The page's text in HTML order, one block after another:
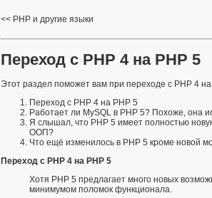
PHP и другие языки
Переход с PHP 4 на PHP 5
Этот раздел поможет вам при переходе с PHP 4
Переход с PHP 4 на PHP 5
Работает ли MySQL в PHP 5? Похоже, она
Я слышал, что PHP 5 имеет полностью
ООП?
Что ещё изменилось в PHP 5 кроме новой
Переход с PHP 4 на PHP 5
Хотя PHP 5 предлагает много новых
минимумом поломок функционала.